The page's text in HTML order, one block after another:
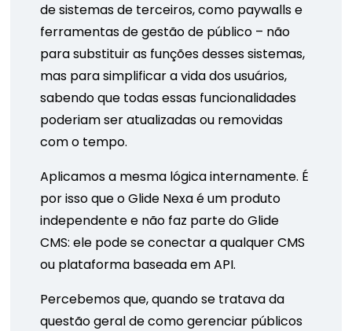
de sistemas de terceiros, como paywalls e
ferramentas de gestão de público – não
para substituir as funções desses sistemas,
mas para simplificar a vida dos usuários,
sabendo que todas essas funcionalidades
poderiam ser atualizadas ou removidas
com o tempo.
Aplicamos a mesma lógica internamente. É
por isso que o Glide Nexa é um produto
independente e não faz parte do Glide
CMS: ele pode se conectar a qualquer CMS
ou plataforma baseada em API.
Percebemos que, quando se tratava da
questão geral de como gerenciar públicos